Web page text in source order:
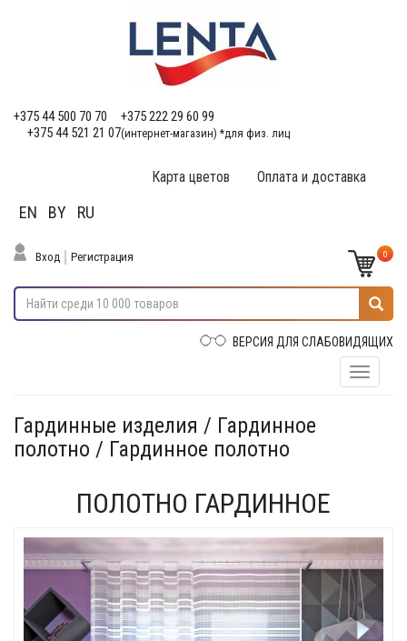
+375 44 500 70 70
+375 222 29 60 99
+375 44 521 21 07(интернет-магазин) *для физ. лиц
Оплата и доставка
Карта цветов
EN BY RU
Вход Регистрация 0
ВЕРСИЯ ДЛЯ СЛАБОВИДЯЩИХ
Гардинные изделия / Гардинное
полотно / Гардинное полотно
ПОЛОТНО ГАРДИННОЕ